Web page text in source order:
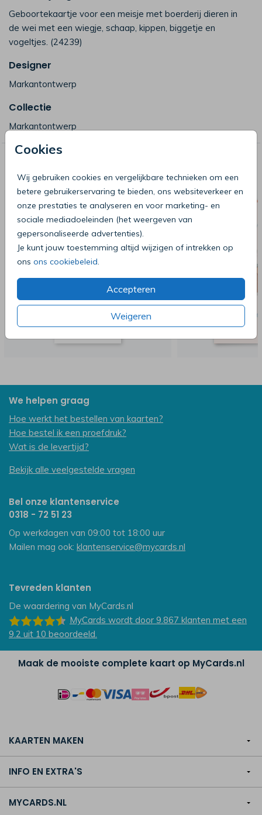
Cookies
Wij gebruiken cookies en vergelijkbare technieken om een
betere gebruikerservaring te bieden, ons websiteverkeer en
onze prestaties te analyseren en voor marketing- en
sociale mediadoeleinden (het weergeven van
gepersonaliseerde advertenties).
Je kunt jouw toestemming altijd wijzigen of intrekken op
ons ons cookiebeleid
Accepteren
Weigeren
Geboortekaartje voor een meisje met boerderij dieren in
de wei met een wiegje, schaap, kippen, biggetje en
vogeltjes. (24239)
Designer
Markantontwerp
Collectie
Markantontwerp
voor je
We helpen graag
Hoe werkt het bestellen van kaarten?
Hoe bestel ik een proefdruk?
Wat is de levertijd?
Bekijk alle veelgestelde vragen
Bel onze klantenservice
0318 - 72 51 23
Op werkdagen van 09:00 tot 18:00 uur
Mailen mag ook: klantenservice@mycards.nl
Tevreden klanten
De waardering van MyCards.nl
MyCards wordt door 9.867 klanten met een
9.2 uit 10 beoordeeld.
Maak de mooiste complete kaart op MyCards.nl
KAARTEN MAKEN
INFO EN EXTRA'S
MYCARDS.NL